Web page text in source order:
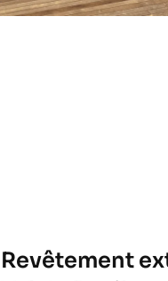
Revêtement